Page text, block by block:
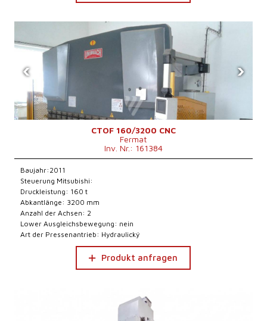
‹ ›
CTOF 160/3200 CNC
Fermat
Inv. Nr.: 161384
Baujahr:2011
Steuerung Mitsubishi:
Druckleistung: 160 t
Abkantlänge: 3200 mm
Anzahl der Achsen: 2
Lower Ausgleichsbewegung: nein
Art der Pressenantrieb: Hydraulický
Produkt anfragen